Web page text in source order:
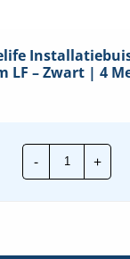
LF – Zwart | 4
-
Pipelife
|
+